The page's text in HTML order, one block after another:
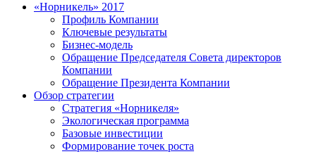
«Норникель» 2017
Профиль Компании
Ключевые результаты
Бизнес-модель
Обращение Председателя Совета директоров
Компании
Обращение Президента Компании
Обзор стратегии
Стратегия «Норникеля»
Экологическая программа
Базовые инвестиции
Формирование точек роста